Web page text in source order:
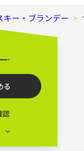
キー・ブランデー >
る
認